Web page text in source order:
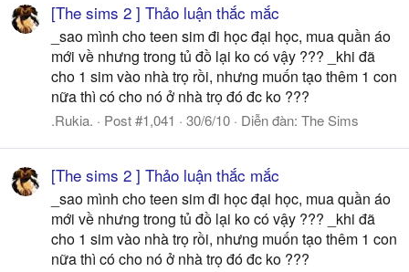
[The sims 2 ] Thảo luận thắc mắc
_sao mình cho teen sim đi học đại học, mua quần áo
mới về nhưng trong tủ đồ lại ko có vậy ??? _khi đã
cho 1 sim vào nhà trọ rồi, nhưng muốn tạo thêm 1 con
nữa thì có cho nó ở nhà trọ đó đc ko ???
.Rukia. Post #1,041 30/6/10 Diễn đàn: The Sims
[The sims 2 ] Thảo luận thắc mắc
_sao mình cho teen sim đi học đại học, mua quần áo
mới về nhưng trong tủ đồ lại ko có vậy ??? _khi đã
cho 1 sim vào nhà trọ rồi, nhưng muốn tạo thêm 1 con
nữa thì có cho nó ở nhà trọ đó đc ko ???